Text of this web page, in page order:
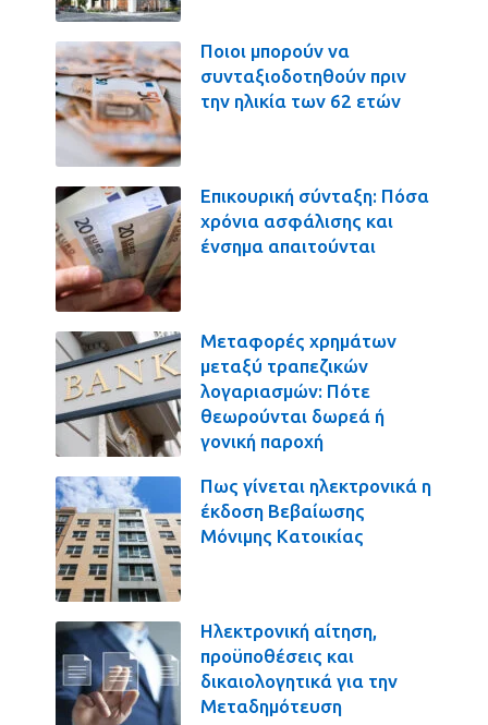
Ποιοι μπορούν να
συνταξιοδοτηθούν πριν
την ηλικία των 62 ετών
Επικουρική σύνταξη: Πόσα
χρόνια ασφάλισης και
ένσημα απαιτούνται
Μεταφορές χρημάτων
μεταξύ τραπεζικών
λογαριασμών: Πότε
θεωρούνται δωρεά ή
γονική παροχή
Πως γίνεται ηλεκτρονικά η
έκδοση Βεβαίωσης
Μόνιμης Κατοικίας
Ηλεκτρονική αίτηση,
προϋποθέσεις και
δικαιολογητικά για την
Μεταδημότευση